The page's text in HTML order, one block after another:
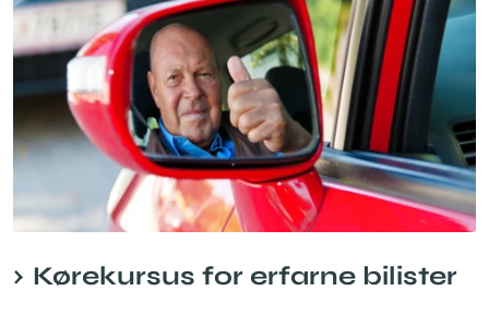
Kørekursus for erfarne bilister